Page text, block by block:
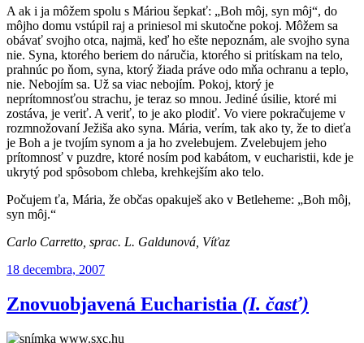
A ak i ja môžem spolu s Máriou šepkať: „Boh môj, syn môj“, do
môjho domu vstúpil raj a priniesol mi skutočne pokoj. Môžem sa
obávať svojho otca, najmä, keď ho ešte nepoznám, ale svojho syna
nie. Syna, ktorého beriem do náručia, ktorého si pritískam na telo,
prahnúc po ňom, syna, ktorý žiada práve odo mňa ochranu a teplo,
nie. Nebojím sa. Už sa viac nebojím. Pokoj, ktorý je
neprítomnosťou strachu, je teraz so mnou. Jediné úsilie, ktoré mi
zostáva, je veriť. A veriť, to je ako plodiť. Vo viere pokračujeme v
rozmnožovaní Ježiša ako syna. Mária, verím, tak ako ty, že to dieťa
je Boh a je tvojím synom a ja ho zvelebujem. Zvelebujem jeho
prítomnosť v puzdre, ktoré nosím pod kabátom, v eucharistii, kde je
ukrytý pod spôsobom chleba, krehkejším ako telo.
Počujem ťa, Mária, že občas opakuješ ako v Betleheme: „Boh môj,
syn môj.“
Carlo Carretto, sprac. L. Galdunová, Víťaz
Publikované
18 decembra, 2007
Znovuobjavená Eucharistia (I. časť)